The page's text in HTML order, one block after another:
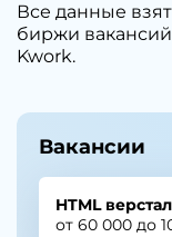
Все данные
биржи
Kwork.
Вакансии
HTML
от 60 000 до